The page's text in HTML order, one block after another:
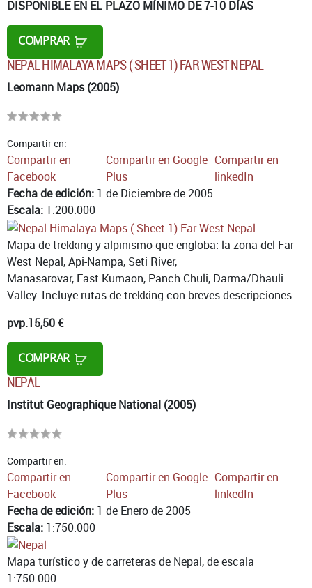
DISPONIBLE EN EL PLAZO MÍNIMO DE 7-10 DÍAS
COMPRAR
NEPAL HIMALAYA MAPS ( SHEET 1) FAR WEST NEPAL
Leomann Maps (2005)
Compartir en:
Compartir en
Facebook
Compartir en Google
Plus
Compartir en
linkedIn
Fecha de edición: 1 de Diciembre de 2005
Escala: 1:200.000
Mapa de trekking y alpinismo que engloba: la zona del Far
West Nepal, Api-Nampa, Seti River,
Manasarovar, East Kumaon, Panch Chuli, Darma/Dhauli
Valley. Incluye rutas de trekking con breves descripciones.
pvp.15,50 €
COMPRAR
NEPAL
Institut Geographique National (2005)
Compartir en:
Compartir en
Facebook
Compartir en Google
Plus
Compartir en
linkedIn
Fecha de edición: 1 de Enero de 2005
Escala: 1:750.000
Mapa turístico y de carreteras de Nepal, de escala
1:750.000.